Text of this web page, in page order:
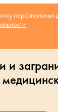
персональных
и